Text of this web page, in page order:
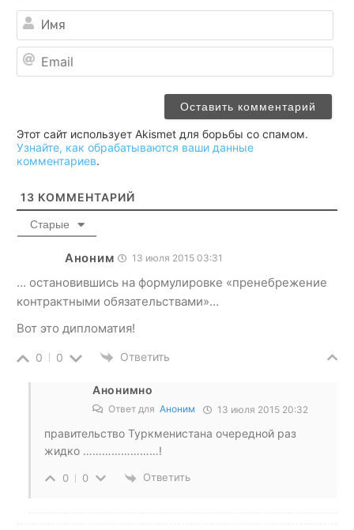
Этот сайт использует Akismet для борьбы со спамом.
Узнайте, как обрабатываются ваши данные
комментариев.
13 КОММЕНТАРИЙ
Старые
Аноним 13 июля 2015 03:31
… остановившись на формулировке «пренебрежение
контрактными обязательствами»…
Вот это дипломатия!
0 0 Ответить
Анонимно
Ответ для Аноним 13 июля 2015 20:32
правительство Туркменистана очередной раз
жидко ……………………!
0 0 Ответить